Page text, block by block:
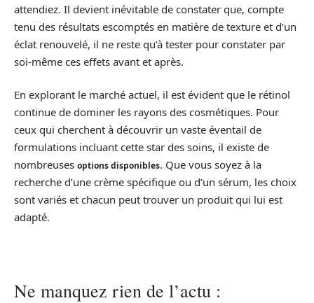
attendiez. Il devient inévitable de constater que, compte
tenu des résultats escomptés en matière de texture et d’un
éclat renouvelé, il ne reste qu’à tester pour constater par
soi-même ces effets avant et après.
En explorant le marché actuel, il est évident que le rétinol
continue de dominer les rayons des cosmétiques. Pour
ceux qui cherchent à découvrir un vaste éventail de
formulations incluant cette star des soins, il existe de
nombreuses options disponibles. Que vous soyez à la
recherche d’une crème spécifique ou d’un sérum, les choix
sont variés et chacun peut trouver un produit qui lui est
adapté.
Ne manquez rien de l’actu :